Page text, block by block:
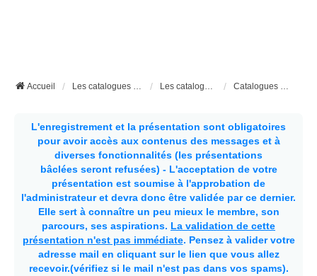
Accueil Les catalogues et documents techniques Les catalogues et documents techniques des aménageurs Catalogues Elnagh
L'enregistrement et la présentation sont obligatoires
pour avoir accès aux contenus des messages et à
diverses fonctionnalités (les présentations
bâclées seront refusées) - L'acceptation de votre
présentation est soumise à l'approbation de
l'administrateur et devra donc être validée par ce dernier.
Elle sert à connaître un peu mieux le membre, son
parcours, ses aspirations. La validation de cette
présentation n'est pas immédiate. Pensez à valider votre
adresse mail en cliquant sur le lien que vous allez
recevoir.(vérifiez si le mail n'est pas dans vos spams).